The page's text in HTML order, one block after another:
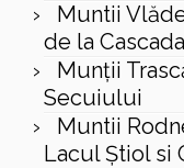
Muntii
de la
Munții
Secuiului
Muntii
Lacul Ştiol si